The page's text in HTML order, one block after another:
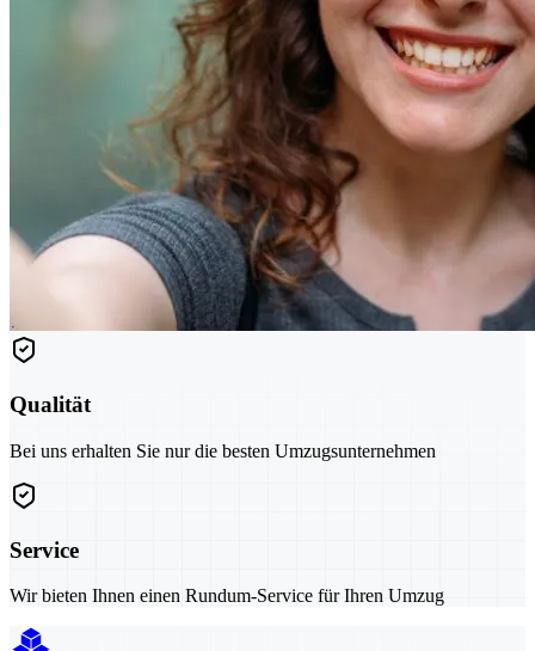
Qualität
Bei uns erhalten Sie nur die besten Umzugsunternehmen
Service
Wir bieten Ihnen einen Rundum-Service für Ihren Umzug